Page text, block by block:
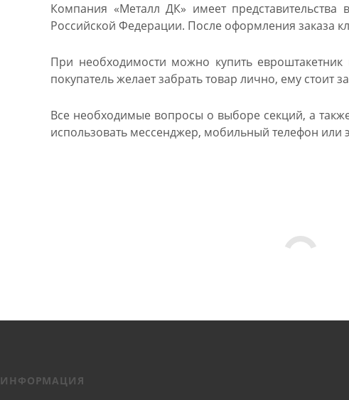
Компания «Металл ДК» имеет
Российской Федерации. После оформления заказа
При необходимости можно купить
покупатель желает забрать товар лично, ему
Все необходимые вопросы о выборе секций, а
использовать мессенджер, мобильный телефон или
ИНФОРМАЦИЯ